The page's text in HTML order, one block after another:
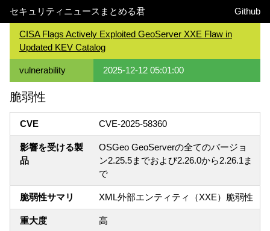
セキュリティニュースまとめる君 Github
CISA Flags Actively Exploited GeoServer XXE Flaw in
Updated KEV Catalog
vulnerability 2025-12-12 05:01:00
脆弱性
CVE CVE-2025-58360
影響を受ける製
品
OSGeo GeoServerの全てのバージョ
ン2.25.5までおよび2.26.0から2.26.1ま
で
脆弱性サマリ XML外部エンティティ（XXE）脆弱性
重大度 高